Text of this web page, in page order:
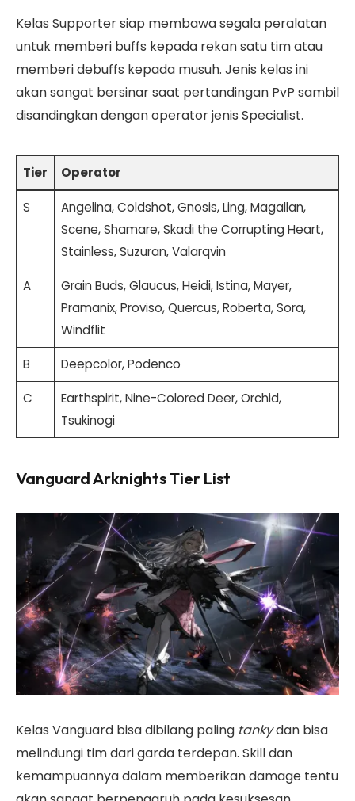
Kelas Supporter siap membawa segala peralatan
untuk memberi buffs kepada rekan satu tim atau
memberi debuffs kepada musuh. Jenis kelas ini
akan sangat bersinar saat pertandingan PvP sambil
disandingkan dengan operator jenis Specialist.
Tier Operator
S
Angelina, Coldshot, Gnosis, Ling, Magallan,
Scene, Shamare, Skadi the Corrupting Heart,
Stainless, Suzuran, Valarqvin
A
Grain Buds, Glaucus, Heidi, Istina, Mayer,
Pramanix, Proviso, Quercus, Roberta, Sora,
Windflit
B Deepcolor, Podenco
C
Earthspirit, Nine-Colored Deer, Orchid,
Tsukinogi
Vanguard Arknights Tier List
Kelas Vanguard bisa dibilang paling tankydan bisa
melindungi tim dari garda terdepan. Skill dan
kemampuannya dalam memberikan damage tentu